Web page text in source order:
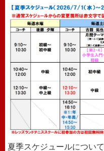
夏季スケジュールについて